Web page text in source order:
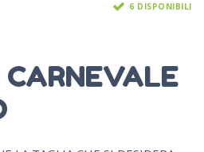
6 DISPONIBILI